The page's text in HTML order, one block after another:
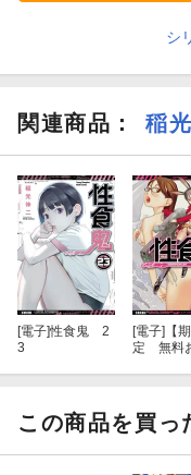
シ
関連商品 ： 稲
[電子]性食鬼 2
3
[電子] 【
定 無料
この商品を買っ